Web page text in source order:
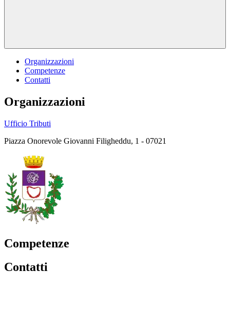
Organizzazioni
Competenze
Contatti
Organizzazioni
Ufficio Tributi
Piazza Onorevole Giovanni Filigheddu, 1 - 07021
Competenze
Contatti